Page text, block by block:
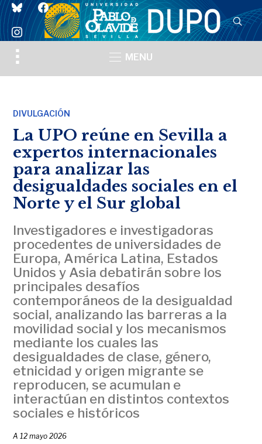
blueskyfacebook
instagram
Toggle
sidebar
MENU
DIVULGACIÓN
La UPO reúne en Sevilla a
expertos internacionales
para analizar las
desigualdades sociales en el
Norte y el Sur global
Investigadores e investigadoras
procedentes de universidades de
Europa, América Latina, Estados
Unidos y Asia debatirán sobre los
principales desafíos
contemporáneos de la desigualdad
social, analizando las barreras a la
movilidad social y los mecanismos
mediante los cuales las
desigualdades de clase, género,
etnicidad y origen migrante se
reproducen, se acumulan e
interactúan en distintos contextos
sociales e históricos
A12 mayo 2026